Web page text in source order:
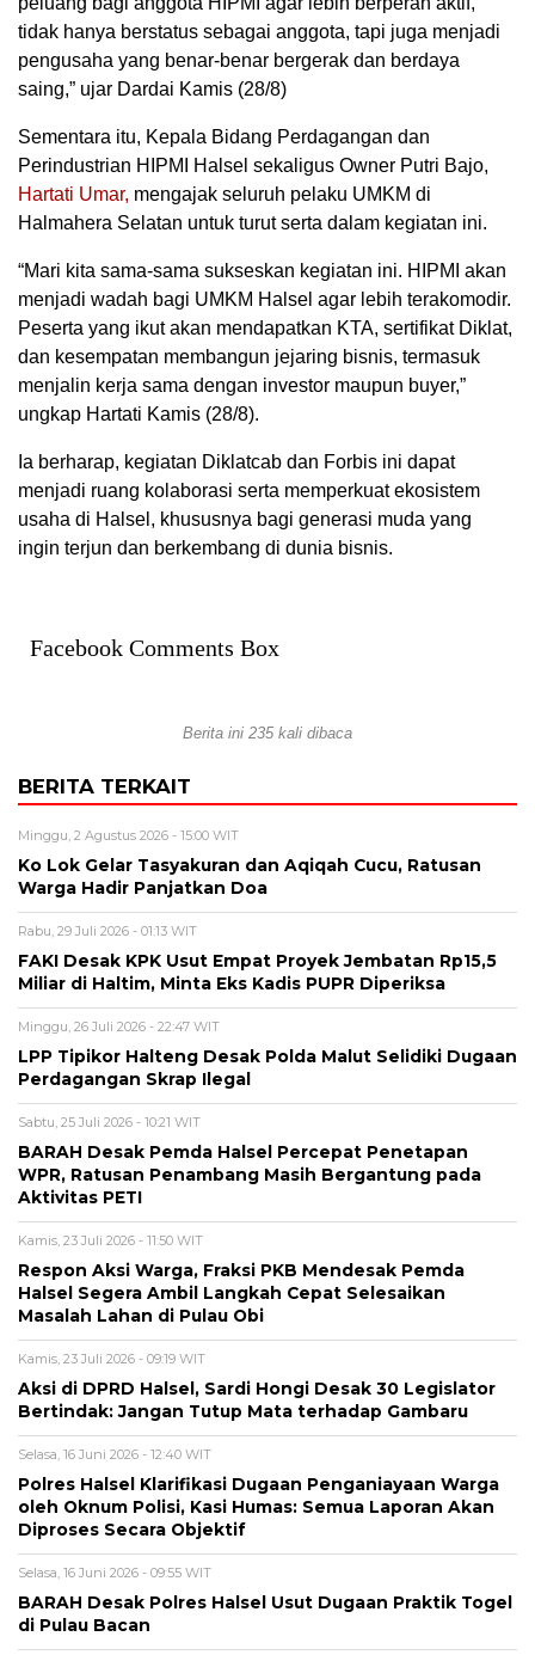
tidak hanya berstatus sebagai anggota, tapi juga menjadi
pengusaha yang benar-benar bergerak dan berdaya
saing,” ujar Dardai Kamis (28/8)
Sementara itu, Kepala Bidang Perdagangan dan
Perindustrian HIPMI Halsel sekaligus Owner Putri Bajo,
Hartati Umar, mengajak seluruh pelaku UMKM di
Halmahera Selatan untuk turut serta dalam kegiatan ini.
“Mari kita sama-sama sukseskan kegiatan ini. HIPMI akan
menjadi wadah bagi UMKM Halsel agar lebih terakomodir.
Peserta yang ikut akan mendapatkan KTA, sertifikat Diklat,
dan kesempatan membangun jejaring bisnis, termasuk
menjalin kerja sama dengan investor maupun buyer,”
ungkap Hartati Kamis (28/8).
Ia berharap, kegiatan Diklatcab dan Forbis ini dapat
menjadi ruang kolaborasi serta memperkuat ekosistem
usaha di Halsel, khususnya bagi generasi muda yang
ingin terjun dan berkembang di dunia bisnis.
Facebook Comments Box
Berita ini 235 kali dibaca
BERITA TERKAIT
Minggu, 2 Agustus 2026 - 15:00 WIT
Ko Lok Gelar Tasyakuran dan Aqiqah Cucu, Ratusan
Warga Hadir Panjatkan Doa
Rabu, 29 Juli 2026 - 01:13 WIT
FAKI Desak KPK Usut Empat Proyek Jembatan Rp15,5
Miliar di Haltim, Minta Eks Kadis PUPR Diperiksa
Minggu, 26 Juli 2026 - 22:47 WIT
LPP Tipikor Halteng Desak Polda Malut Selidiki Dugaan
Perdagangan Skrap Ilegal
Sabtu, 25 Juli 2026 - 10:21 WIT
BARAH Desak Pemda Halsel Percepat Penetapan
WPR, Ratusan Penambang Masih Bergantung pada
Aktivitas PETI
Kamis, 23 Juli 2026 - 11:50 WIT
Respon Aksi Warga, Fraksi PKB Mendesak Pemda
Halsel Segera Ambil Langkah Cepat Selesaikan
Masalah Lahan di Pulau Obi
Kamis, 23 Juli 2026 - 09:19 WIT
Aksi di DPRD Halsel, Sardi Hongi Desak 30 Legislator
Bertindak: Jangan Tutup Mata terhadap Gambaru
Selasa, 16 Juni 2026 - 12:40 WIT
Polres Halsel Klarifikasi Dugaan Penganiayaan Warga
oleh Oknum Polisi, Kasi Humas: Semua Laporan Akan
Diproses Secara Objektif
Selasa, 16 Juni 2026 - 09:55 WIT
BARAH Desak Polres Halsel Usut Dugaan Praktik Togel
di Pulau Bacan